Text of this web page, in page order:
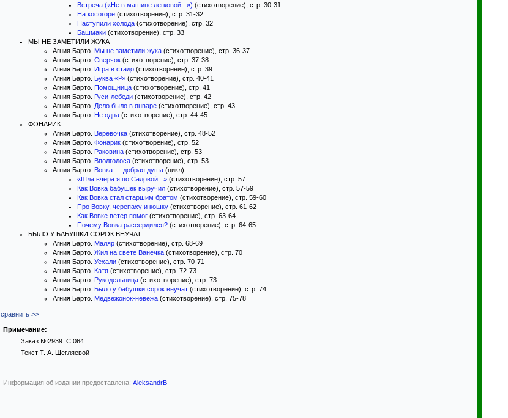
Встреча («Не в машине легковой...») (стихотворение), стр. 30-31
На косогоре (стихотворение), стр. 31-32
Наступили холода (стихотворение), стр. 32
Башмаки (стихотворение), стр. 33
МЫ НЕ ЗАМЕТИЛИ ЖУКА
Агния Барто. Мы не заметили жука (стихотворение), стр. 36-37
Агния Барто. Сверчок (стихотворение), стр. 37-38
Агния Барто. Игра в стадо (стихотворение), стр. 39
Агния Барто. Буква «Р» (стихотворение), стр. 40-41
Агния Барто. Помощница (стихотворение), стр. 41
Агния Барто. Гуси-лебеди (стихотворение), стр. 42
Агния Барто. Дело было в январе (стихотворение), стр. 43
Агния Барто. Не одна (стихотворение), стр. 44-45
ФОНАРИК
Агния Барто. Верёвочка (стихотворение), стр. 48-52
Агния Барто. Фонарик (стихотворение), стр. 52
Агния Барто. Раковина (стихотворение), стр. 53
Агния Барто. Вполголоса (стихотворение), стр. 53
Агния Барто. Вовка — добрая душа (цикл)
«Шла вчера я по Садовой...» (стихотворение), стр. 57
Как Вовка бабушек выручил (стихотворение), стр. 57-59
Как Вовка стал старшим братом (стихотворение), стр. 59-60
Про Вовку, черепаху и кошку (стихотворение), стр. 61-62
Как Вовке ветер помог (стихотворение), стр. 63-64
Почему Вовка рассердился? (стихотворение), стр. 64-65
БЫЛО У БАБУШКИ СОРОК ВНУЧАТ
Агния Барто. Маляр (стихотворение), стр. 68-69
Агния Барто. Жил на свете Ванечка (стихотворение), стр. 70
Агния Барто. Уехали (стихотворение), стр. 70-71
Агния Барто. Катя (стихотворение), стр. 72-73
Агния Барто. Рукодельница (стихотворение), стр. 73
Агния Барто. Было у бабушки сорок внучат (стихотворение), стр. 74
Агния Барто. Медвежонок-невежа (стихотворение), стр. 75-78
сравнить >>
Примечание:
Заказ №2939. С.064
Текст Т. А. Щегляевой
Информация об издании предоставлена: AleksandrB